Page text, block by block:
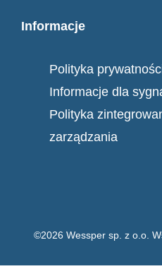
Informacje
Polityka
Informacje dla
Polityka
zarządzania
©2026 Wessper sp. z o.o.